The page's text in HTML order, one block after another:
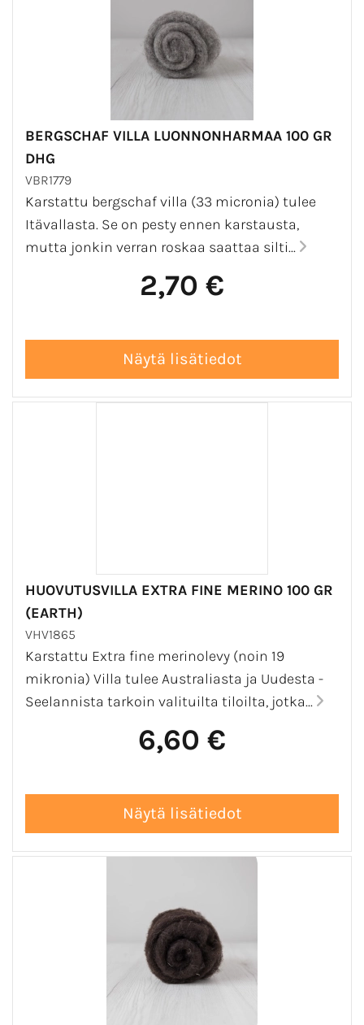
BERGSCHAF VILLA LUONNONHARMAA 100 GR
DHG
VBR1779
Karstattu bergschaf villa (33 micronia) tulee
Itävallasta. Se on pesty ennen karstausta,
mutta jonkin verran roskaa saattaa silti...
2,70 €
HUOVUTUSVILLA EXTRA FINE MERINO 100 GR
(EARTH)
VHV1865
Karstattu Extra fine merinolevy (noin 19
mikronia) Villa tulee Australiasta ja Uudesta -
Seelannista tarkoin valituilta tiloilta, jotka...
6,60 €